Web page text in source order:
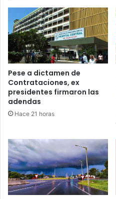
Pese a dictamen de
Contrataciones, ex
presidentes firmaron las
adendas
Hace 21 horas